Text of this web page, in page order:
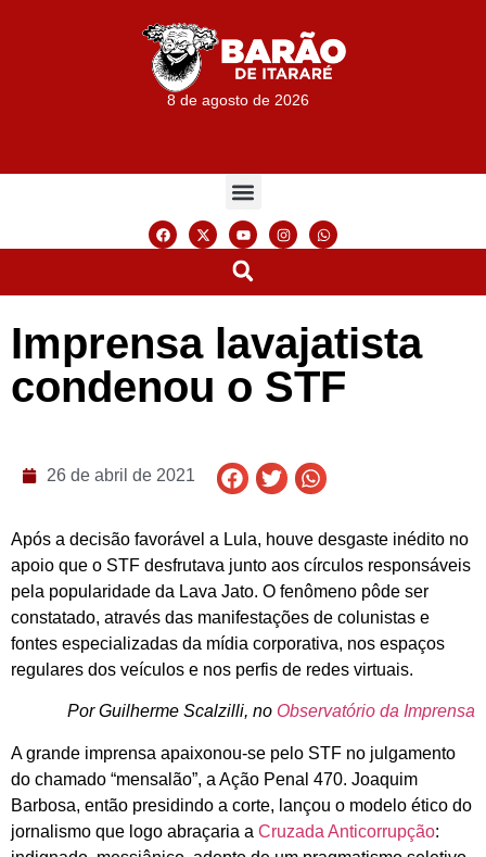
8 de agosto de 2026
Imprensa lavajatista
condenou o STF
26 de abril de 2021
Após a decisão favorável a Lula, houve desgaste inédito no
apoio que o STF desfrutava junto aos círculos responsáveis
pela popularidade da Lava Jato. O fenômeno pôde ser
constatado, através das manifestações de colunistas e
fontes especializadas da mídia corporativa, nos espaços
regulares dos veículos e nos perfis de redes virtuais.
Por Guilherme Scalzilli, no Observatório da Imprensa
A grande imprensa apaixonou-se pelo STF no julgamento
do chamado “mensalão”, a Ação Penal 470. Joaquim
Barbosa, então presidindo a corte, lançou o modelo ético do
jornalismo que logo abraçaria a Cruzada Anticorrupção: